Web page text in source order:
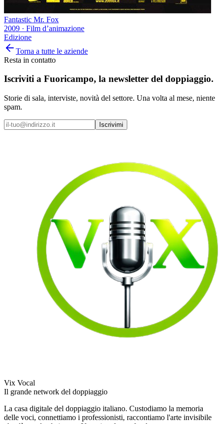
Fantastic Mr. Fox
2009 · Film d’animazione
Edizione
Torna a tutte le aziende
Resta in contatto
Iscriviti a Fuoricampo, la newsletter del doppiaggio.
Storie di sala, interviste, novità del settore. Una volta al mese, niente
spam.
Iscrivimi
Vix Vocal
Il grande network del doppiaggio
La casa digitale del doppiaggio italiano. Custodiamo la memoria
delle voci, connettiamo i professionisti, raccontiamo l'arte invisibile